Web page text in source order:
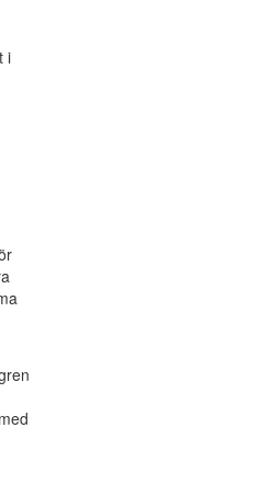
i